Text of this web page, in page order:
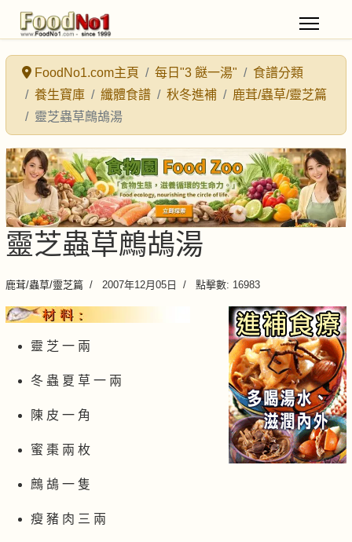
FoodNo1.com主頁 每日"3 餸一湯"
食譜分類
養生寶庫
纖體食譜 秋冬進補
鹿茸/蟲草/靈芝篇
靈芝蟲草鷓鴣湯
靈芝蟲草鷓鴣湯
鹿茸/蟲草/靈芝篇 2007年12月05日 點擊數: 16983
靈 芝 一 兩
冬 蟲 夏 草 一 兩
陳 皮 一 角
蜜 棗 兩 枚
鷓 鴣 一 隻
瘦 豬 肉 三 兩